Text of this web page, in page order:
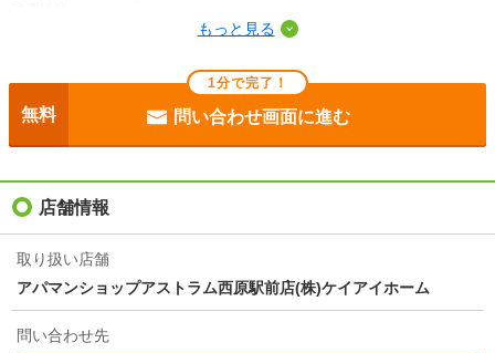
目安光熱費
入居
損保 要
保証会社
もっと見る
1分で完了！
無料 問い合わせ画面に進む
店舗情報
取り扱い店舗
アパマンショップアストラム西原駅前店(株)ケイアイホーム
問い合わせ先